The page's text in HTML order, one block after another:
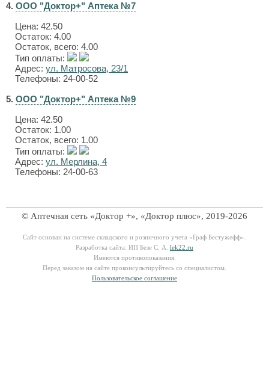
4. ООО "Доктор+" Аптека №7
Цена: 42.50
Остаток: 4.00
Остаток, всего: 4.00
Тип оплаты:
Адрес: ул. Матросова, 23/1
Телефоны: 24-00-52
5. ООО "Доктор+" Аптека №9
Цена: 42.50
Остаток: 1.00
Остаток, всего: 1.00
Тип оплаты:
Адрес: ул. Мерлина, 4
Телефоны: 24-00-63
© Аптечная сеть «Доктор +», «Доктор плюс», 2019-2026
Сайт основан на системе складского и розничного учета «Граф Бестужефф».
Разработка сайта: ИП Безе С. А. lek22.ru
Имеются противопоказания.
Перед заказом на сайте проконсультируйтесь со специалистом.
Пользовательское соглашение